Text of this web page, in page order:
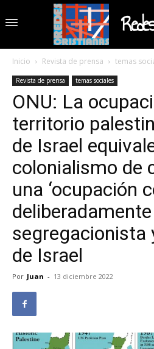
Inicio Revista de prensa temas
Revista de prensa temas sociales
ONU: La
territorio
de Israel
colonialismo de
una ‘ocupación
segregacionista
de Israel
Por Juan - 13 diciembre 2022